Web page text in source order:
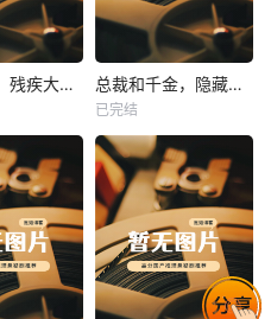
甜蜜婚宠：残疾大佬夜夜撩 热播
未知
总裁和千金，隐藏身份闪婚了
已完结